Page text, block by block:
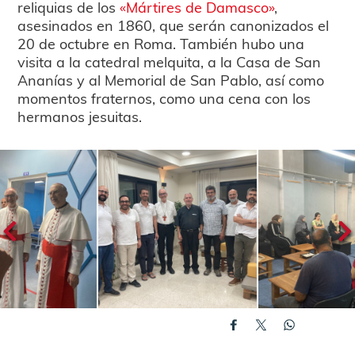
reliquias de los«Mártires de Damasco»,
asesinados en 1860, que serán canonizados el
20 de octubre en Roma. También hubo una
visita a la catedral melquita, a la Casa de San
Ananías y al Memorial de San Pablo, así como
momentos fraternos, como una cena con los
hermanos jesuitas.